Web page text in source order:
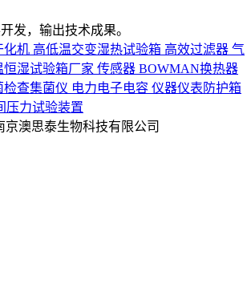
发，输出技术成果。
化机 高低温交变湿热试验箱 高效过滤器 气
恒湿试验箱厂家 传感器 BOWMAN换热器
检查集菌仪 电力电子电容 仪器仪表防护箱
压力试验装置
京澳思泰生物科技有限公司